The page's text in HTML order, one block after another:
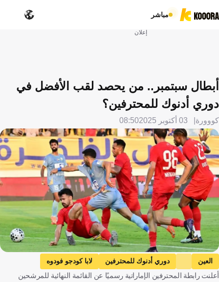
مباشر
إعلان
أبطال سبتمبر.. من يحصد لقب الأفضل في
دوري أدنوك للمحترفين؟
كووورة 03 أكتوبر 2025 08:50
العين دوري أدنوك للمحترفين
لابا كودجو فودوه
كريم البركاوي
الظفرة دوسان تاديتش
الوحدة
أعلنت رابطة المحترفين الإماراتية رسميًا عن القائمة النهائية للمرشحين